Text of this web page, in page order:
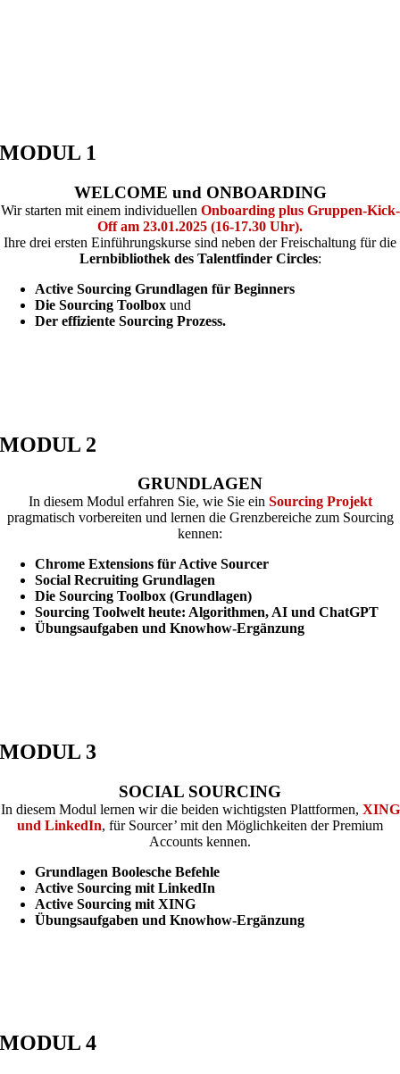
MODUL 1
WELCOME und ONBOARDING
Wir starten mit einem individuellen Onboarding plus Gruppen-Kick-
Off am 23.01.2025 (16-17.30 Uhr).
Ihre drei ersten Einführungskurse sind neben der Freischaltung für die
Lernbibliothek des Talentfinder Circles:
Active Sourcing Grundlagen für Beginners
Die Sourcing Toolboxund
Der effiziente Sourcing Prozess.
MODUL 2
GRUNDLAGEN
In diesem Modul erfahren Sie, wie Sie ein Sourcing Projekt
pragmatisch vorbereiten und lernen die Grenzbereiche zum Sourcing
kennen:
Chrome Extensions für Active Sourcer
Social Recruiting Grundlagen
Die Sourcing Toolbox (Grundlagen)
Sourcing Toolwelt heute: Algorithmen, AI und ChatGPT
Übungsaufgaben und Knowhow-Ergänzung
MODUL 3
SOCIAL SOURCING
In diesem Modul lernen wir die beiden wichtigsten Plattformen, XING
und LinkedIn, für Sourcer’ mit den Möglichkeiten der Premium
Accounts kennen.
Grundlagen Boolesche Befehle
Active Sourcing mit LinkedIn
Active Sourcing mit XING
Übungsaufgaben und Knowhow-Ergänzung
MODUL 4